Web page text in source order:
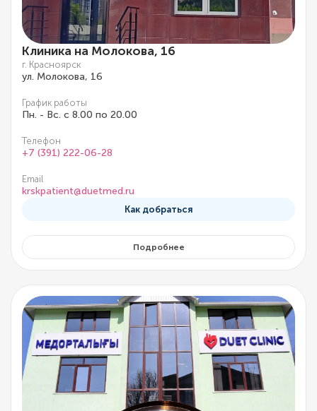
Клиника на Молокова, 16
г. Красноярск
ул. Молокова, 16
График работы
Пн. - Вс. с 8.00 по 20.00
Телефон
+7 (391) 222-06-28
Email
krskpatient@duetmed.ru
Как добраться
Подробнее